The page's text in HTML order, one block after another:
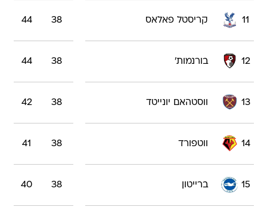
11 קריסטל פאלאס 38
44
12 בורנמות' 38
44
13 ווסטהאם יונייטד 38
42
14 ווטפורד 38
41
15 ברייטון 38
40